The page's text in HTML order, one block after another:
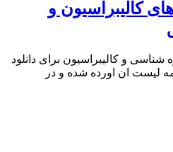
کالیبراسیون و
شناسی و کالیبراسیون برای دانلود
لیست ان اورده شده و در